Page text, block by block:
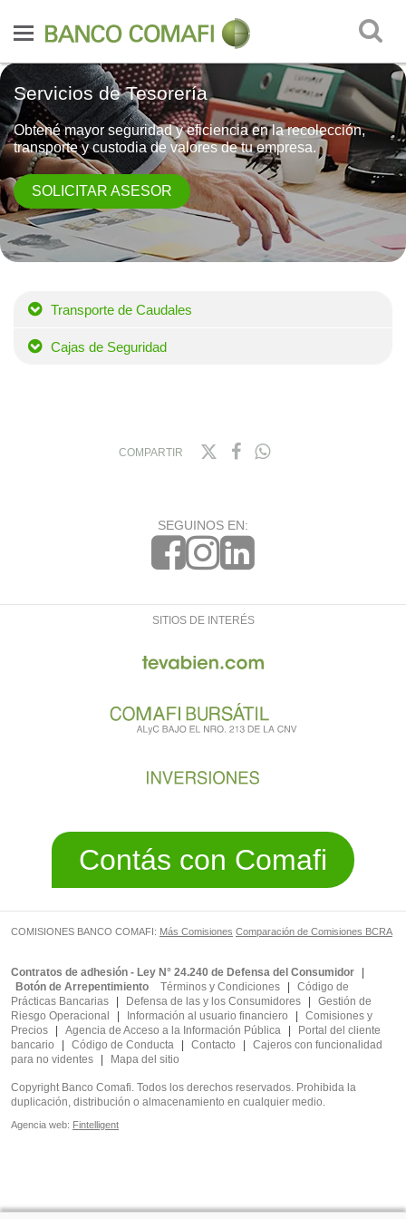
Servicios de Tesorería
Obtené mayor seguridad y eficiencia en la recolección,
transporte y custodia de valores de tu empresa.
SOLICITAR ASESOR
Transporte de Caudales
Cajas de Seguridad
COMPARTIR
SEGUINOS EN:
SITIOS DE INTERÉS
Contás con Comafi
COMISIONES BANCO COMAFI: Más Comisiones Comparación de Comisiones BCRA
Contratos de adhesión - Ley N° 24.240 de Defensa del Consumidor
Botón de Arrepentimiento
Términos y Condiciones
Código de
Prácticas Bancarias
Defensa de las y los Consumidores
Gestión de
Riesgo Operacional
Información al usuario financiero
Comisiones y
Precios
Agencia de Acceso a la Información Pública
Portal del cliente
bancario
Código de Conducta Contacto
Cajeros con funcionalidad
para no videntes
Mapa del sitio
Copyright Banco Comafi. Todos los derechos reservados. Prohibida la
duplicación, distribución o almacenamiento en cualquier medio.
Agencia web: Fintelligent